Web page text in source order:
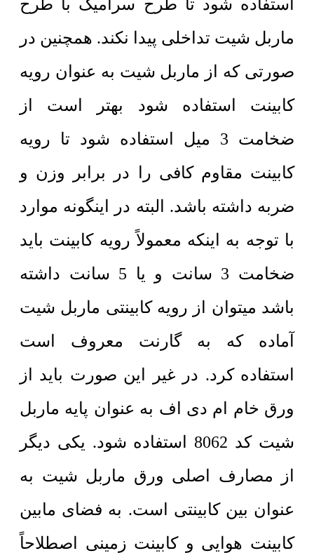
استفاده شود تا طرح سرامیک با طرح
ماربل شیت تداخلی پیدا نکند. همچنین در
صورتی که از ماربل شیت به عنوان رویه
کابینت استفاده شود بهتر است از
ضخامت 3 میل استفاده شود تا رویه
کابینت مقاوم کافی را در برابر وزن و
ضربه داشته باشد. البته در اینگونه موارد
با توجه به اینکه معمولاً رویه کابینت باید
ضخامت 3 سانت و یا 5 سانت داشته
باشد میتوان از رویه کابینتی ماربل شیت
آماده که به گارنت معروف است
استفاده کرد. در غیر این صورت باید از
ورق خام ام دی اف به عنوان پایه ماربل
شیت کد 8062 استفاده شود. یکی دیگر
از مصارف اصلی ورق ماربل شیت به
عنوان بین کابینتی است. به فضای مابین
کابینت هوایی و کابینت زمینی اصطلاحاً